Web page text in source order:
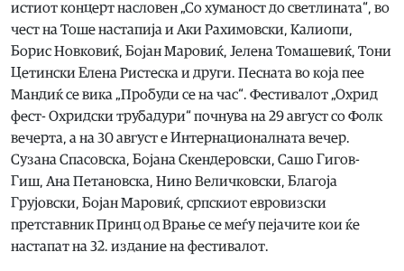
истиот концерт насловен „Со хуманост до светлината“, во
чест на Тоше настапија и Аки Рахимовски, Калиопи,
Борис Новковиќ, Бојан Маровиќ, Јелена Томашевиќ, Тони
Цетински Елена Ристеска и други. Песната во која пее
Мандиќ се вика „Пробуди се на час“. Фестивалот „Охрид
фест- Охридски трубадури“ почнува на 29 август со Фолк
вечерта, а на 30 август е Интернационалната вечер.
Сузана Спасовска, Бојана Скендеровски, Сашо Гигов-
Гиш, Ана Петановска, Нино Величковски, Благоја
Грујовски, Бојан Маровиќ, српскиот евровизски
претставник Принц од Врање се меѓу пејачите кои ќе
настапат на 32. издание на фестивалот.